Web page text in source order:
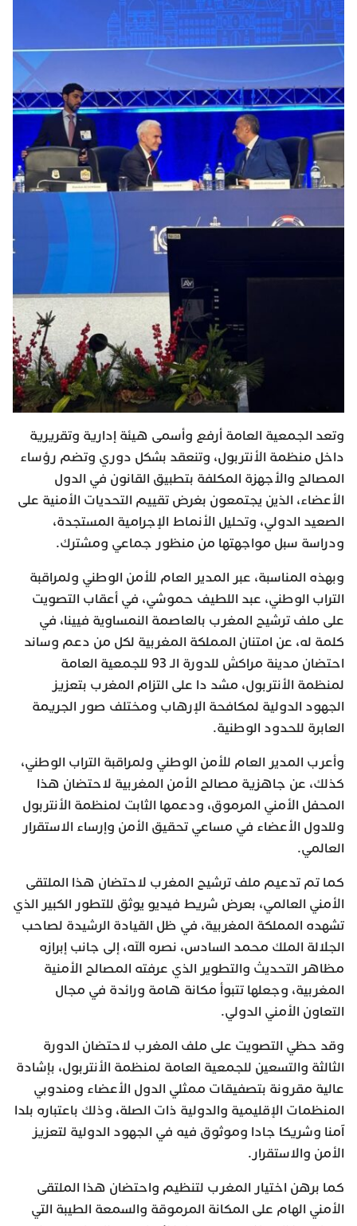
وتعد الجمعية العامة أرفع وأسمى هيئة إدارية وتقريرية
داخل منظمة الأنتربول، وتنعقد بشكل دوري وتضم رؤساء
المصالح والأجهزة المكلفة بتطبيق القانون في الدول
الأعضاء، الذين يجتمعون بغرض تقييم التحديات الأمنية على
الصعيد الدولي، وتحليل الأنماط الإجرامية المستجدة،
ودراسة سبل مواجهتها من منظور جماعي ومشترك.
وبهذه المناسبة، عبر المدير العام للأمن الوطني ولمراقبة
التراب الوطني، عبد اللطيف حموشي، في أعقاب التصويت
على ملف ترشيح المغرب بالعاصمة النمساوية فيينا، في
كلمة له، عن امتنان المملكة المغربية لكل من دعم وساند
احتضان مدينة مراكش للدورة الـ 93 للجمعية العامة
لمنظمة الأنتربول، مشد دا على التزام المغرب بتعزيز
الجهود الدولية لمكافحة الإرهاب ومختلف صور الجريمة
العابرة للحدود الوطنية.
وأعرب المدير العام للأمن الوطني ولمراقبة التراب الوطني،
كذلك، عن جاهزية مصالح الأمن المغربية لاحتضان هذا
المحفل الأمني المرموق، ودعمها الثابت لمنظمة الأنتربول
وللدول الأعضاء في مساعي تحقيق الأمن وإرساء الاستقرار
العالمي.
كما تم تدعيم ملف ترشيح المغرب لاحتضان هذا الملتقى
الأمني العالمي، بعرض شريط فيديو يوثق للتطور الكبير الذي
تشهده المملكة المغربية، في ظل القيادة الرشيدة لصاحب
الجلالة الملك محمد السادس، نصره الله، إلى جانب إبرازه
مظاهر التحديث والتطوير الذي عرفته المصالح الأمنية
المغربية، وجعلها تتبوأ مكانة هامة ورائدة في مجال
التعاون الأمني الدولي.
وقد حظي التصويت على ملف المغرب لاحتضان الدورة
الثالثة والتسعين للجمعية العامة لمنظمة الأنتربول، بإشادة
عالية مقرونة بتصفيقات ممثلي الدول الأعضاء ومندوبي
المنظمات الإقليمية والدولية ذات الصلة، وذلك باعتباره بلدا
آمنا وشريكا جادا وموثوق فيه في الجهود الدولية لتعزيز
الأمن والاستقرار.
كما برهن اختيار المغرب لتنظيم واحتضان هذا الملتقى
الأمني الهام على المكانة المرموقة والسمعة الطيبة التي